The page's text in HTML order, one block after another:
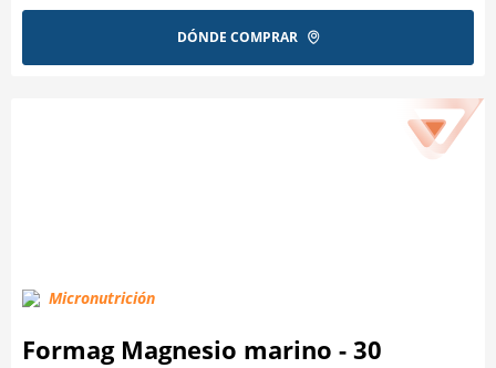
DÓNDE COMPRAR
Micronutrición
Formag Magnesio marino - 30